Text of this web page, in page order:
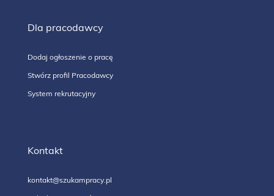
Dla pracodawcy
Dodaj ogłoszenie o pracę
Stwórz profil Pracodawcy
System rekrutacyjny
Kontakt
kontakt@szukampracy.pl